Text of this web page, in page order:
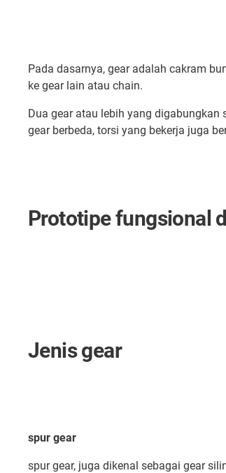
Pada dasarnya, gear adalah cakram
ke gear lain atau chain.
Dua gear atau lebih yang
gear berbeda, torsi yang bekerja juga
Prototipe fungsional
Jenis gear
spur gear
spur gear, juga dikenal sebagai gear